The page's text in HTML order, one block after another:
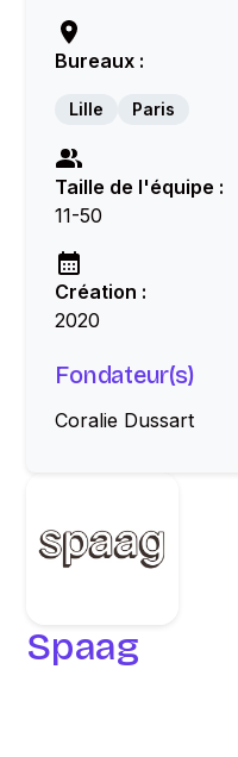
Spaag
Bureaux :
Lille Paris
Taille de l'équipe :
11-50
Création :
2020
Fondateur(s)
Coralie Dussart